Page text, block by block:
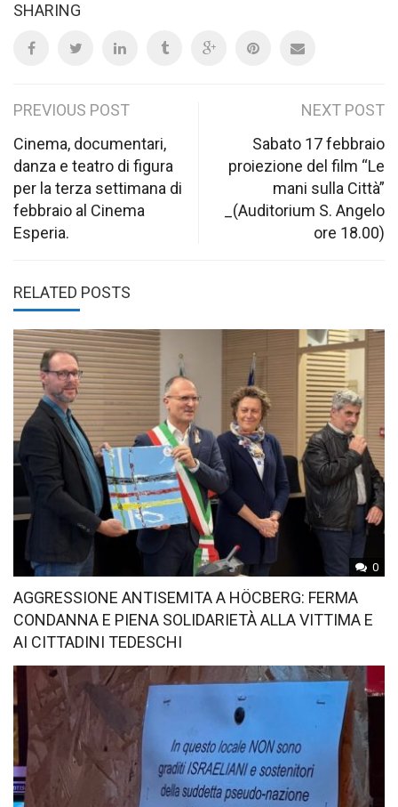
SHARING
Post
navigation
PREVIOUS POST
Cinema, documentari,
danza e teatro di figura
per la terza settimana di
febbraio al Cinema
Esperia.
NEXT POST
Sabato 17 febbraio
proiezione del film “Le
mani sulla Città”
_(Auditorium S. Angelo
ore 18.00)
RELATED POSTS
0
AGGRESSIONE ANTISEMITA A HÖCBERG: FERMA
CONDANNA E PIENA SOLIDARIETÀ ALLA VITTIMA E
AI CITTADINI TEDESCHI